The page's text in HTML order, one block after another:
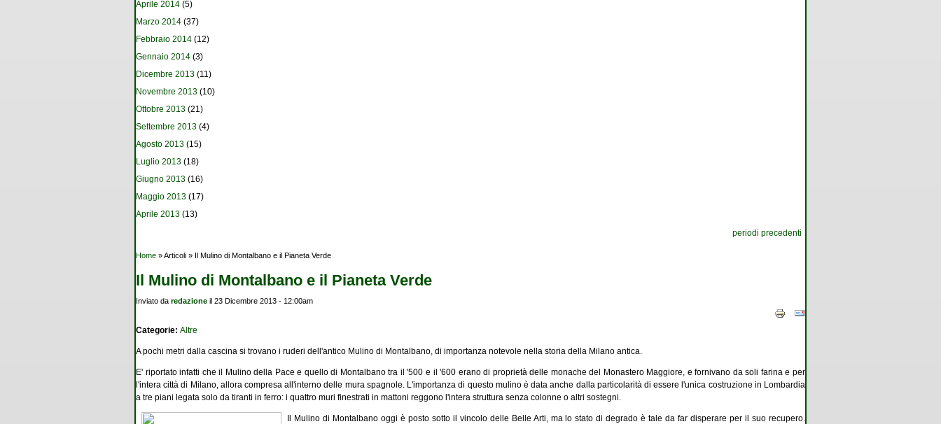
Aprile 2014 (5)
Marzo 2014 (37)
Febbraio 2014 (12)
Gennaio 2014 (3)
Dicembre 2013 (11)
Novembre 2013 (10)
Ottobre 2013 (21)
Settembre 2013 (4)
Agosto 2013 (15)
Luglio 2013 (18)
Giugno 2013 (16)
Maggio 2013 (17)
Aprile 2013 (13)
periodi precedenti
Tu sei qui
Home » Articoli » Il Mulino di Montalbano e il Pianeta Verde
Il Mulino di Montalbano e il Pianeta Verde
Inviato da redazione il 23 Dicembre 2013 - 12:00am
Categorie: Altre
A pochi metri dalla cascina si trovano i ruderi dell'antico Mulino di Montalbano, di importanza notevole nella storia della Milano antica.
E' riportato infatti che il Mulino della Pace e quello di Montalbano tra il '500 e il '600 erano di proprietà delle monache del Monastero Maggiore, e fornivano da soli farina e per
l'intera città di Milano, allora compresa all'interno delle mura spagnole. L'importanza di questo mulino è data anche dalla particolarità di essere l'unica costruzione in Lombardia
a tre piani legata solo da tiranti in ferro: i quattro muri finestrati in mattoni reggono l'intera struttura senza colonne o altri sostegni.
Il Mulino di Montalbano oggi è posto sotto il vincolo delle Belle Arti, ma lo stato di degrado è tale da far disperare per il suo recupero.